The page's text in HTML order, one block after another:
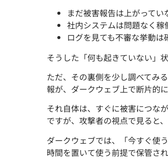
まだ被害報告は上がってい
社内システムは問題なく稼
ログを見ても不審な挙動は
そうした「何も起きていない」
ただ、その裏側を少し調べてみ
報が、ダークウェブ上で断片的
それ自体は、すぐに被害につな
ですが、攻撃者の視点で見ると
ダークウェブでは、「今すぐ使
時間を置いて使う前提で保管さ